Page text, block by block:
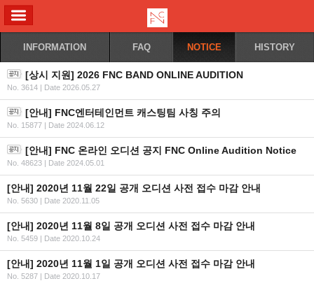
INFORMATION FAQ NOTICE HISTORY
[상시 지원] 2026 FNC BAND ONLINE AUDITION
No. 3614 | Date 2026.05.27
[안내] FNC엔터테인먼트 캐스팅팀 사칭 주의
No. 15877 | Date 2024.06.12
[안내] FNC 온라인 오디션 공지 FNC Online Audition Notice
No. 48623 | Date 2024.05.01
[안내] 2020년 11월 22일 공개 오디션 사전 접수 마감 안내
No. 5630 | Date 2020.11.05
[안내] 2020년 11월 8일 공개 오디션 사전 접수 마감 안내
No. 5459 | Date 2020.10.24
[안내] 2020년 11월 1일 공개 오디션 사전 접수 마감 안내
No. 5287 | Date 2020.10.17